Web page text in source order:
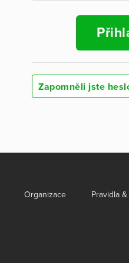
Zapomněli jste
Organizace Pravidla